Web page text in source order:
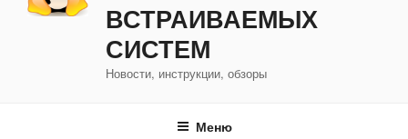
ВСТРАИВАЕМЫХ
СИСТЕМ
Новости, инструкции, обзоры
Меню